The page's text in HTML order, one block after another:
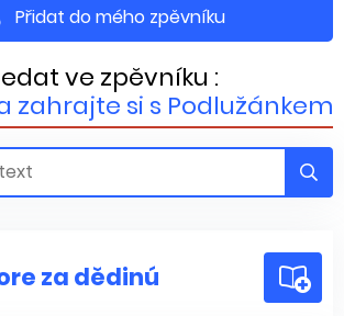
Přidat do mého zpěvníku
ve zpěvníku :
zahrajte si s Podlužánkem
za dědinú